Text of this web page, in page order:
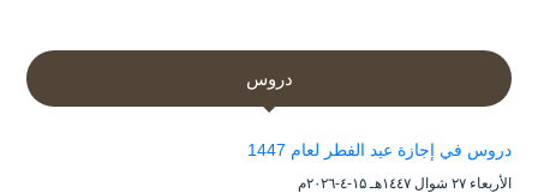
دروس
دروس في إجازة عيد الفطر لعام 1447
الأربعاء ۲۷ شوال ۱٤٤۷هـ ۱۵-٤-۲۰۲٦م